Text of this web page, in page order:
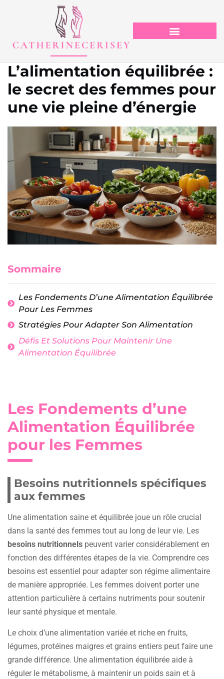
L’alimentation équilibrée :
le secret des femmes pour
une vie pleine d’énergie
Sommaire
Les Fondements D’une Alimentation Équilibrée
Pour Les Femmes
Stratégies Pour Adapter Son Alimentation
Défis Et Solutions Pour Maintenir Une
Alimentation Équilibrée
Les Fondements d’une
Alimentation Équilibrée
pour les Femmes
Besoins nutritionnels spécifiques
aux femmes
Une alimentation saine et équilibrée joue un rôle crucial
dans la santé des femmes tout au long de leur vie. Les
besoins nutritionnels peuvent varier considérablement en
fonction des différentes étapes de la vie. Comprendre ces
besoins est essentiel pour adapter son régime alimentaire
de manière appropriée. Les femmes doivent porter une
attention particulière à certains nutriments pour soutenir
leur santé physique et mentale.
Le choix d’une alimentation variée et riche en fruits,
légumes, protéines maigres et grains entiers peut faire une
grande différence. Une alimentation équilibrée aide à
réguler le métabolisme, à maintenir un poids sain et à